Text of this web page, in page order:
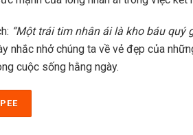
“Một trái tim nhân ái là kho báu quý
nhắc nhở chúng ta về vẻ đẹp của
cuộc sống hằng ngày.